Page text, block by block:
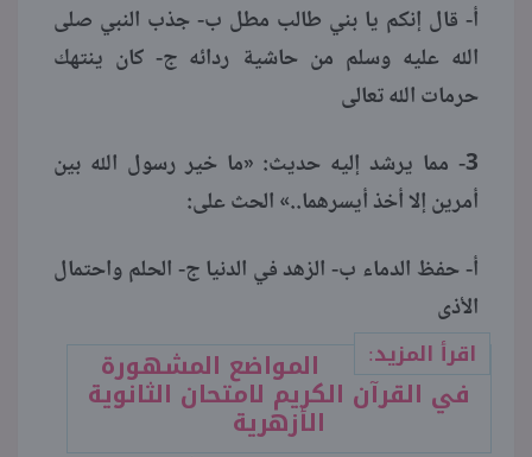
أ- قال إنكم يا بني طالب مطل ب- جذب النبي صلى
الله عليه وسلم من حاشية ردائه ج- كان ينتهك
حرمات الله تعالى
3- مما يرشد إليه حديث: «ما خير رسول الله بين
أمرين إلا أخذ أيسرهما..» الحث على:
أ- حفظ الدماء ب- الزهد في الدنيا ج- الحلم واحتمال
الأذى
اقرأ المزيد:
المواضع المشهورة
في القرآن الكريم لامتحان الثانوية
الأزهرية